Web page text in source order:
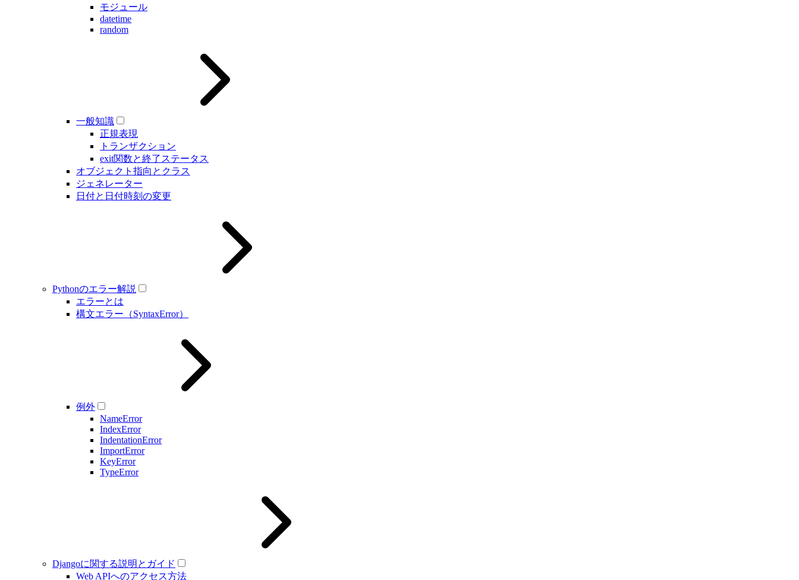
モジュール
datetime
random
一般知識
正規表現
トランザクション
exit関数と終了ステータス
オブジェクト指向とクラス
ジェネレーター
日付と日付時刻の変更
Pythonのエラー解説
エラーとは
構文エラー（SyntaxError）
例外
NameError
IndexError
IndentationError
ImportError
KeyError
TypeError
Djangoに関する説明とガイド
Web APIへのアクセス方法